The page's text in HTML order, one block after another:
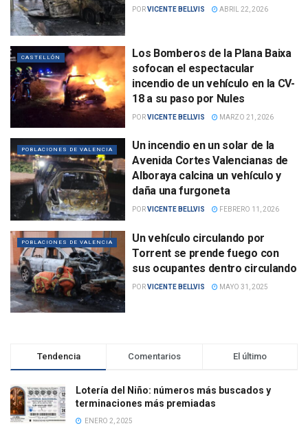
PORVICENTE BELLVIS ABRIL 22, 2026
CASTELLÓN
Los Bomberos de la Plana Baixa
sofocan el espectacular
incendio de un vehículo en la CV-
18 a su paso por Nules
PORVICENTE BELLVIS MARZO 21, 2026
POBLACIONES DE VALENCIA
Un incendio en un solar de la
Avenida Cortes Valencianas de
Alboraya calcina un vehículo y
daña una furgoneta
PORVICENTE BELLVIS FEBRERO 11, 2026
POBLACIONES DE VALENCIA
Un vehículo circulando por
Torrent se prende fuego con
sus ocupantes dentro circulando
PORVICENTE BELLVIS MAYO 31, 2025
Tendencia Comentarios El último
Lotería del Niño: números más buscados y
terminaciones más premiadas
ENERO 2, 2025